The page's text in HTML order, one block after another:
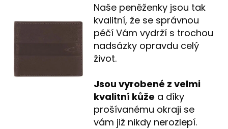
Naše peněženky jsou tak
kvalitní, že se správnou
péčí Vám vydrží s trochou
nadsázky opravdu celý
život.
Jsou vyrobené z velmi
kvalitní kůže a díky
prošívanému okraji se
vám již nikdy nerozlepí.